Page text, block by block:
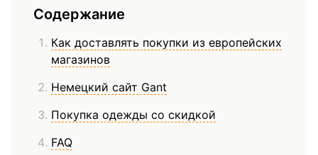
Содержание
Как доставлять покупки из европейских
магазинов
Немецкий сайт Gant
Покупка одежды со скидкой
FAQ